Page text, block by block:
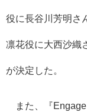
役に長谷川芳明さ
凛花役に大西沙織
が決定した。
また、『Engage